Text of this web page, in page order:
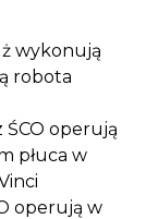
wykonują
robota
operują
płuca w
operują w